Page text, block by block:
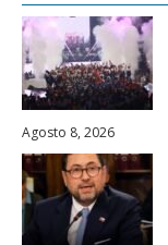
Agosto 8, 2026